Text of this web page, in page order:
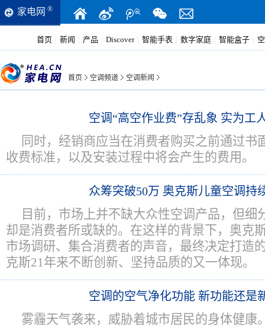
家电网 ®
首页 新闻 产品 Discover 智能手表 数字家庭 智能盒子
首页 空调频道 空调新闻
空调“高空作业费”存乱象 实为工
同时，经销商应当在消费者购买之前通过书
收费标准，以及安装过程中将会产生的费用。
众筹突破50万 奥克斯儿童空调持
目前，市场上并不缺大众性空调产品，但细
却是消费者所或缺的。在这样的背景下，奥克
市场调研、集合消费者的声音，最终决定打造
克斯21年来不断创新、坚持品质的又一体现。
空调的空气净化功能 新功能还是
雾霾天气袭来，威胁着城市居民的身体健康